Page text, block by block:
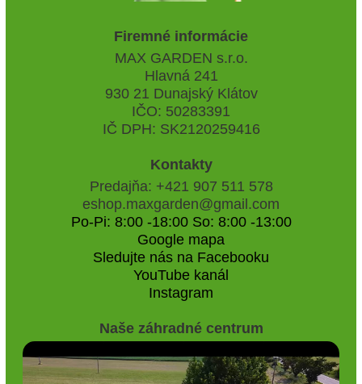
Firemné informácie
MAX GARDEN s.r.o.
Hlavná 241
930 21 Dunajský Klátov
IČO: 50283391
IČ DPH: SK2120259416
Kontakty
Predajňa: +421 907 511 578
eshop.maxgarden@gmail.com
Po-Pi: 8:00 -18:00 So: 8:00 -13:00
Google mapa
Sledujte nás na Facebooku
YouTube kanál
Instagram
Naše záhradné centrum